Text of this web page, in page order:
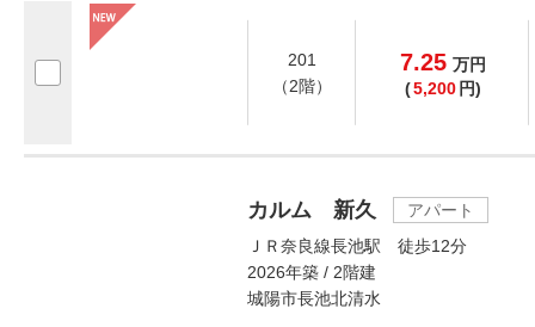
201
（2階）
7.25 万円
(5,200 円)
カルム 新久
アパート
ＪＲ奈良線長池駅 徒歩12分
2026年築 / 2階建
城陽市長池北清水